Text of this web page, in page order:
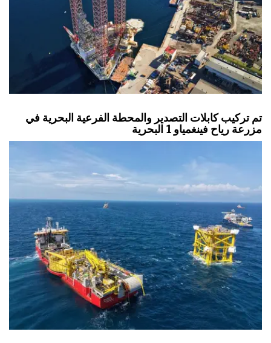
تم تركيب كابلات التصدير والمحطة الفرعية البحرية في
مزرعة رياح فينغمياو 1 البحرية